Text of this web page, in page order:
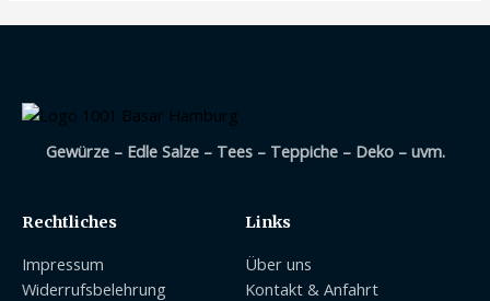
Gewürze – Edle Salze – Tees – Teppiche – Deko – uvm.
Rechtliches
Impressum
Widerrufsbelehrung
Links
Über uns
Kontakt & Anfahrt